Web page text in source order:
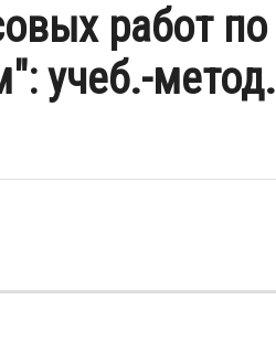
работ по
учеб.-метод.